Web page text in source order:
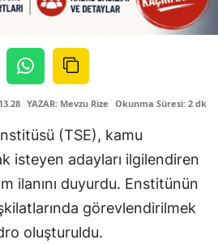
YAZAR: Mevzu Rize Okunma Süresi: 2 dk
(TSE), kamu
isteyen adayları ilgilendiren
ilanını duyurdu. Enstitünün
görevlendirilmek
oluşturuldu.